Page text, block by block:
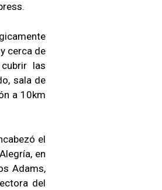
cerca de
las
sala de
a 10km
el
en
Adams,
del